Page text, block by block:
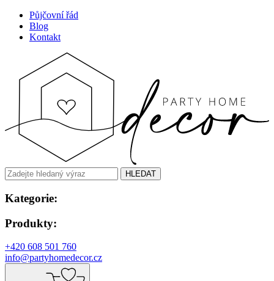
Půjčovní řád
Blog
Kontakt
HLEDAT
Kategorie:
Produkty:
+420 608 501 760
info@partyhomedecor.cz